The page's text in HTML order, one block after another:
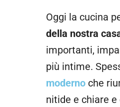
Oggi la cucina
della nostra
importanti,
più intime.
moderno che
nitide e chiare